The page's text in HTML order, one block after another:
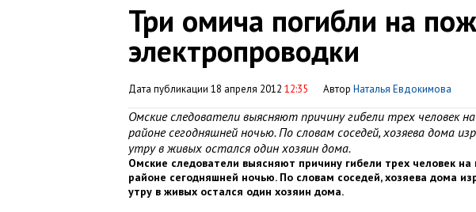
Три омича погибли на
электропроводки
Дата публикации 18 апреля 2012 12:35 Автор Наталья Евдокимова
Омские следователи выясняют причину гибели трех человек
районе сегодняшней ночью. По словам соседей, хозяева дома
утру в живых остался один хозяин дома.
Омские следователи выясняют причину гибели трех человек
районе сегодняшней ночью. По словам соседей, хозяева дома
утру в живых остался один хозяин дома.